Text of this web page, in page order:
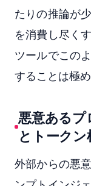
たりの推論が
を消費し尽く
ツールでこの
することは極
悪意ある
とトークン
外部からの悪